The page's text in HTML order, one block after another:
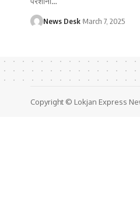
News Desk March 7, 2025
Copyright © Lokjan Express